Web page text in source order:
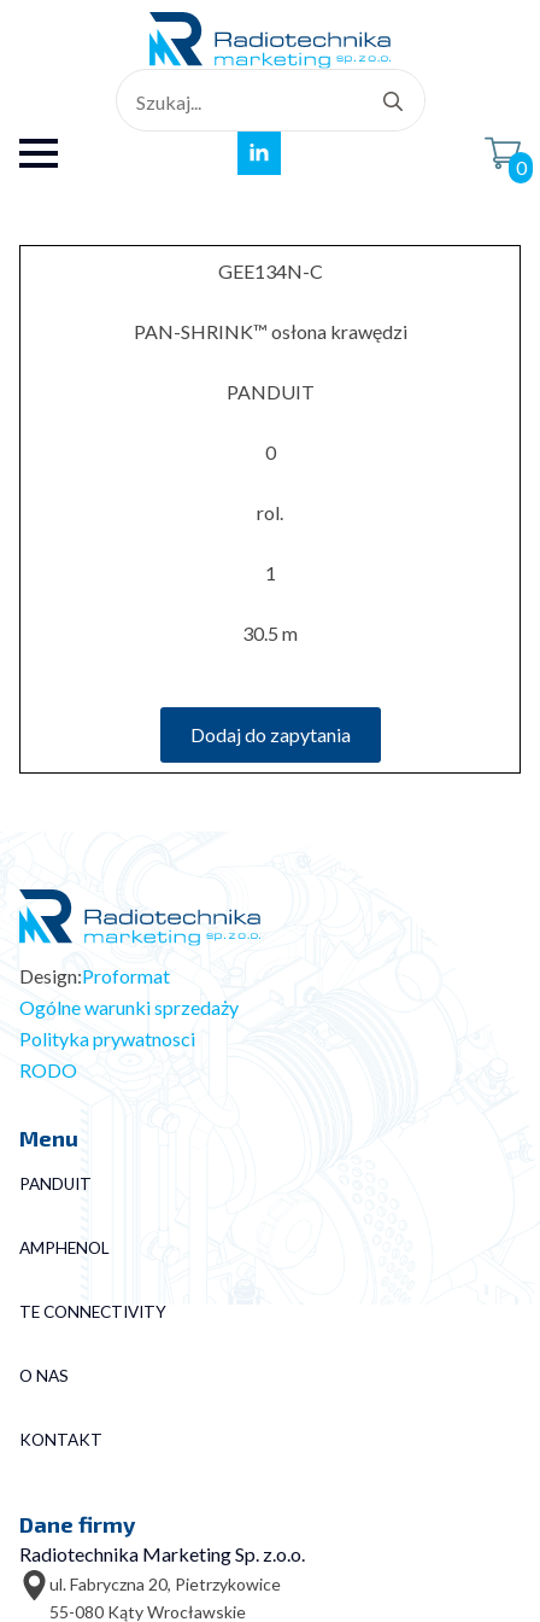
for:
0
GEE134N-C
PAN-SHRINK™ osłona krawędzi
PANDUIT
0
rol.
1
30.5 m
Dodaj do zapytania
Design:Proformat
Ogólne warunki sprzedaży
Polityka prywatnosci
RODO
Menu
PANDUIT
AMPHENOL
TE CONNECTIVITY
O NAS
KONTAKT
Dane firmy
Radiotechnika Marketing Sp. z.o.o.
ul. Fabryczna 20, Pietrzykowice
55-080 Kąty Wrocławskie